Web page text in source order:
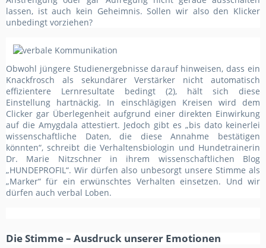
lassen, ist auch kein Geheimnis. Sollen wir also den Klicker
unbedingt vorziehen?
Obwohl jüngere Studienergebnisse darauf hinweisen, dass ein
Knackfrosch als sekundärer Verstärker nicht automatisch
effizientere Lernresultate bedingt (2), hält sich diese
Einstellung hartnäckig. In einschlägigen Kreisen wird dem
Clicker gar Überlegenheit aufgrund einer direkten Einwirkung
auf die Amygdala attestiert. Jedoch gibt es „bis dato keinerlei
wissenschaftliche Daten, die diese Annahme bestätigen
könnten“, schreibt die Verhaltensbiologin und Hundetrainerin
Dr. Marie Nitzschner in ihrem wissenschaftlichen Blog
„HUNDEPROFIL“. Wir dürfen also unbesorgt unsere Stimme als
„Marker“ für ein erwünschtes Verhalten einsetzen. Und wir
dürfen auch verbal Loben.
Die Stimme – Ausdruck unserer Emotionen